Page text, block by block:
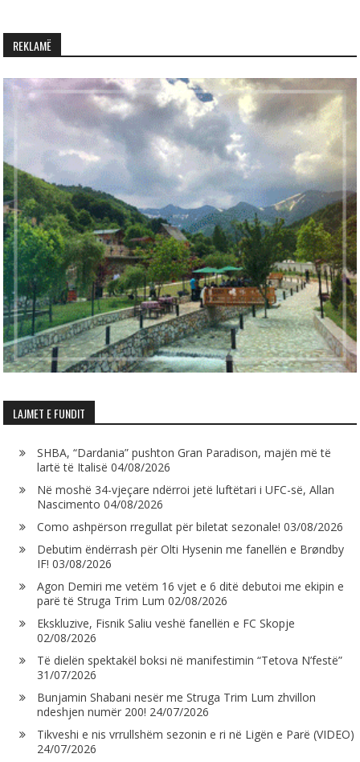
REKLAMË
LAJMET E FUNDIT
SHBA, “Dardania” pushton Gran Paradison, majën më të
lartë të Italisë 04/08/2026
Në moshë 34-vjeçare ndërroi jetë luftëtari i UFC-së, Allan
Nascimento 04/08/2026
Como ashpërson rregullat për biletat sezonale! 03/08/2026
Debutim ëndërrash për Olti Hysenin me fanellën e Brøndby
IF! 03/08/2026
Agon Demiri me vetëm 16 vjet e 6 ditë debutoi me ekipin e
parë të Struga Trim Lum 02/08/2026
Ekskluzive, Fisnik Saliu veshë fanellën e FC Skopje
02/08/2026
Të dielën spektakël boksi në manifestimin “Tetova N’festë”
31/07/2026
Bunjamin Shabani nesër me Struga Trim Lum zhvillon
ndeshjen numër 200! 24/07/2026
Tikveshi e nis vrrullshëm sezonin e ri në Ligën e Parë (VIDEO)
24/07/2026